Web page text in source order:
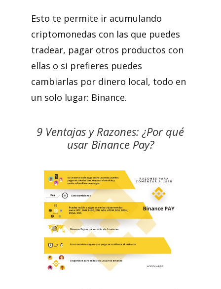
Esto te permite ir acumulando
criptomonedas con las que puedes
tradear, pagar otros productos con
ellas o si prefieres puedes
cambiarlas por dinero local, todo en
un solo lugar: Binance.
9 Ventajas y Razones: ¿Por qué
usar Binance Pay?